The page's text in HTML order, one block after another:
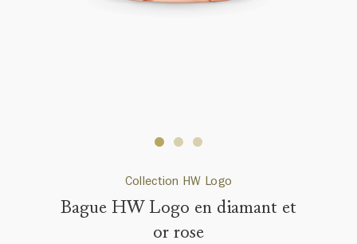
Collection HW Logo
Bague HW Logo en diamant et
or rose